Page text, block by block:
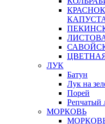
ЛУК
Батун
Лук на
Порей
Репчатый
МОРКОВЬ